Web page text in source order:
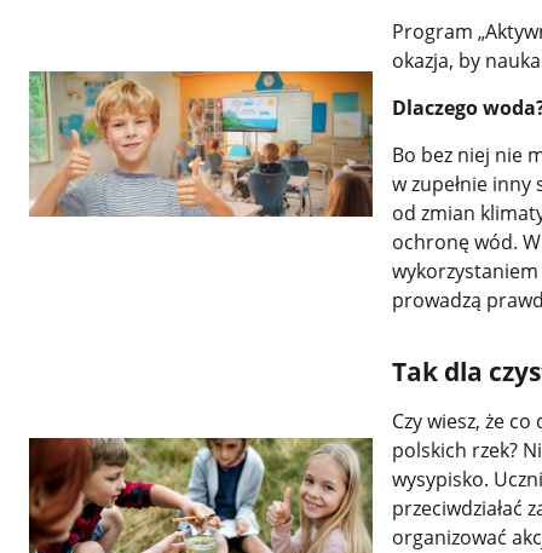
Program
okazja, by
Dlaczego
Bo bez niej nie
w zupełnie inny
od zmian
ochronę wód.
prowadzą
Tak dla
Czy wiesz, że
polskich rzek?
wysypisko.
przeciwdziałać
organizować